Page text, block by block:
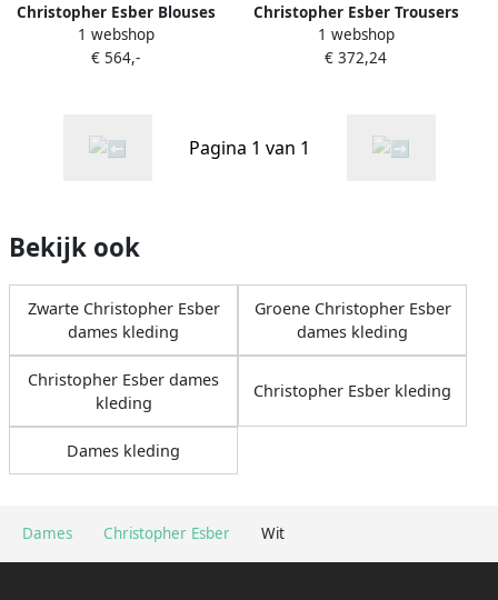
Dames Christopher Esber Wit
Christopher Esber Blouses
White Dames
1 webshop
€ 564,-
Christopher Esber Trousers
White Dames
1 webshop
€ 372,24
Pagina 1 van 1
Bekijk ook
Zwarte Christopher Esber
dames kleding
Groene Christopher Esber
dames kleding
Christopher Esber dames
kleding
Christopher Esber kleding
Dames kleding